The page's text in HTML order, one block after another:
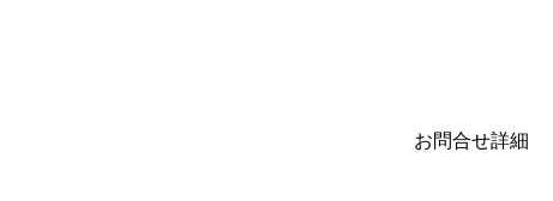
お問合せ詳細